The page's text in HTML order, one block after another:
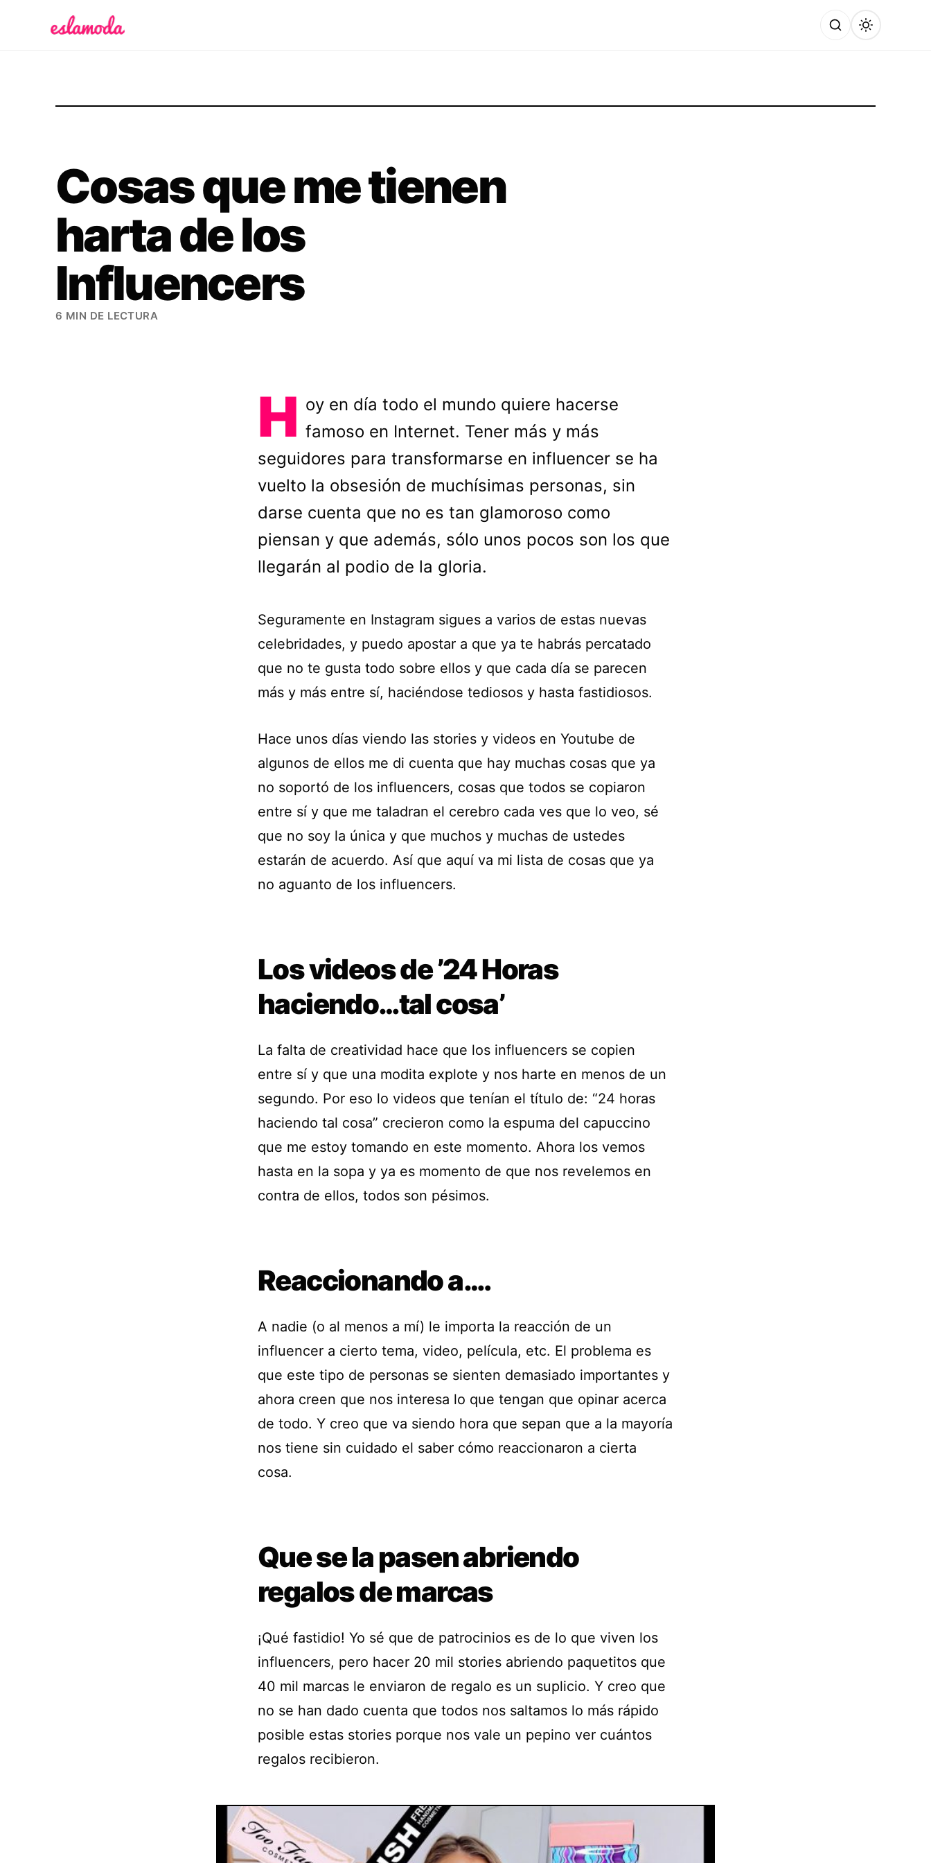
Cosas que me tienen
harta de los
Influencers
6 MIN DE LECTURA
H oy en día todo el mundo quiere hacerse
famoso en Internet. Tener más y más
seguidores para transformarse en influencer se ha
vuelto la obsesión de muchísimas personas, sin
darse cuenta que no es tan glamoroso como
piensan y que además, sólo unos pocos son los que
llegarán al podio de la gloria.
Seguramente en Instagram sigues a varios de estas nuevas
celebridades, y puedo apostar a que ya te habrás percatado
que no te gusta todo sobre ellos y que cada día se parecen
más y más entre sí, haciéndose tediosos y hasta fastidiosos.
Hace unos días viendo las stories y videos en Youtube de
algunos de ellos me di cuenta que hay muchas cosas que ya
no soportó de los influencers, cosas que todos se copiaron
entre sí y que me taladran el cerebro cada ves que lo veo, sé
que no soy la única y que muchos y muchas de ustedes
estarán de acuerdo. Así que aquí va mi lista de cosas que ya
no aguanto de los influencers.
Los videos de ’24 Horas
haciendo…tal cosa’
La falta de creatividad hace que los influencers se copien
entre sí y que una modita explote y nos harte en menos de un
segundo. Por eso lo videos que tenían el título de: “24 horas
haciendo tal cosa” crecieron como la espuma del capuccino
que me estoy tomando en este momento. Ahora los vemos
hasta en la sopa y ya es momento de que nos revelemos en
contra de ellos, todos son pésimos.
Reaccionando a….
A nadie (o al menos a mí) le importa la reacción de un
influencer a cierto tema, video, película, etc. El problema es
que este tipo de personas se sienten demasiado importantes y
ahora creen que nos interesa lo que tengan que opinar acerca
de todo. Y creo que va siendo hora que sepan que a la mayoría
nos tiene sin cuidado el saber cómo reaccionaron a cierta
cosa.
Que se la pasen abriendo
regalos de marcas
¡Qué fastidio! Yo sé que de patrocinios es de lo que viven los
influencers, pero hacer 20 mil stories abriendo paquetitos que
40 mil marcas le enviaron de regalo es un suplicio. Y creo que
no se han dado cuenta que todos nos saltamos lo más rápido
posible estas stories porque nos vale un pepino ver cuántos
regalos recibieron.